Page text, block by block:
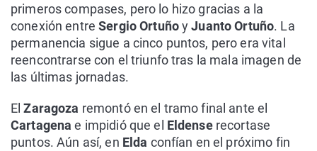
primeros compases, pero lo hizo gracias a la
conexión entreSergio OrtuñoyJuanto Ortuño. La
permanencia sigue a cinco puntos, pero era vital
reencontrarse con el triunfo tras la mala imagen de
las últimas jornadas.
ElZaragoza remontó en el tramo final ante el
Cartagenae impidió que el Eldense recortase
puntos. Aún así, en Elda confían en el próximo fin